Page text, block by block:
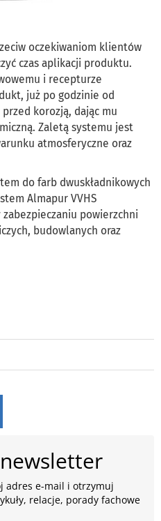
oczekiwaniom klientów
czas aplikacji produktu.
i recepturze
już po godzinie od
korozją, dając mu
Zaletą systemu jest
atmosferyczne oraz
do farb dwuskładnikowych
Almapur VVHS
powierzchni
budowlanych oraz
adres e-mail i otrzymuj
relacje, porady fachowe